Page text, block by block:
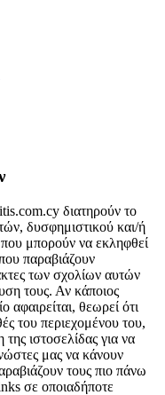
διατηρούν το
δυσφημιστικού και/ή
που μπορούν να εκληφθεί
παραβιάζουν
των σχολίων αυτών
τους. Αν κάποιος
αφαιρείται, θεωρεί ότι
του περιεχομένου του,
ιστοσελίδας για να
μας να κάνουν
τους πιο πάνω
σε οποιαδήποτε